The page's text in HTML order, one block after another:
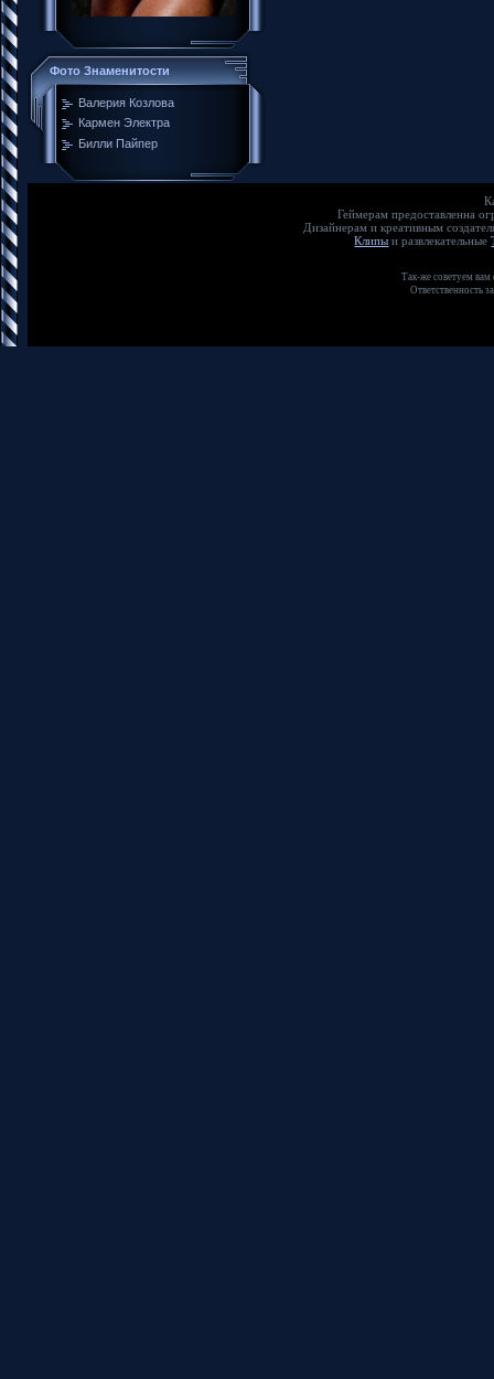
Фото Знаменитости
Валерия Козлова
Кармен Электра
Билли Пайпер
Геймерам предоставленна
Дизайнерам и креативным
Клипы и развлекательные
Так-же советуем
Ответственность